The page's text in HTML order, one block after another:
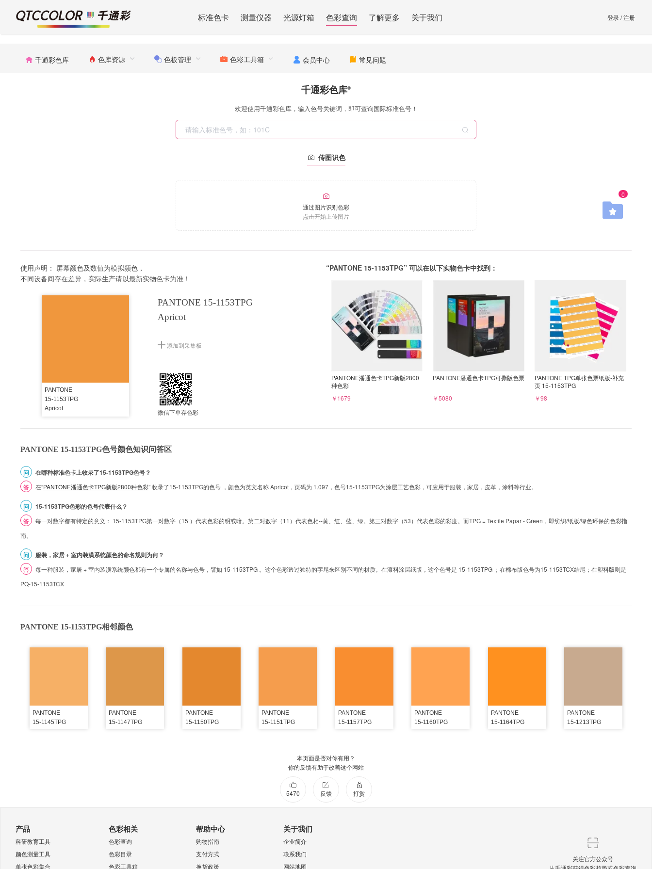
标准色卡 测量仪器 光源灯箱 色彩查询 了解更多 关于我们 登录/注册
千通彩色库 色库资源 色板管理 色彩工具箱 会员中心 常见问题
0
千通彩色库®
欢迎使用千通彩色库，输入色号关键词，即可查询国际标准色号！
传图识色
通过图片识别色彩
点击开始上传图片
使用声明： 屏幕颜色及数值为模拟颜色，
不同设备间存在差异，实际生产请以最新实物色卡为准！
PANTONE
15-1153TPG
Apricot
PANTONE 15-1153TPG
Apricot
添加到采集板
微信下单存色彩
“PANTONE 15-1153TPG” 可以在以下实物色卡中找到：
PANTONE潘通色卡TPG新版2800
种色彩
￥1679
PANTONE潘通色卡TPG可撕版色票
￥5080
PANTONE TPG单张色票纸版-补充
页 15-1153TPG
￥98
PANTONE 15-1153TPG色号颜色知识问答区
问 在哪种标准色卡上收录了15-1153TPG色号？
答 在“PANTONE潘通色卡TPG新版2800种色彩” 收录了15-1153TPG的色号 ，颜色为英文名称 Apricot，页码为 1.097，色号15-1153TPG为涂层工艺色彩，可应用于服装，家居，皮革，涂料等行业。
问 15-1153TPG色彩的色号代表什么？
答
每一对数字都有特定的意义： 15-1153TPG第一对数字（15 ）代表色彩的明或暗。第二对数字（11）代表色相--黄、红、蓝、绿。第三对数字（53）代表色彩的彩度。而TPG = Textile Papar - Green，即纺织/纸版/绿色环保的色彩指
南。
问 服装，家居 + 室内装潢系统颜色的命名规则为何？
答
每一种服装，家居 + 室内装潢系统颜色都有一个专属的名称与色号，譬如 15-1153TPG 。这个色彩透过独特的字尾来区别不同的材质。在漆料涂层纸版，这个色号是 15-1153TPG ；在棉布版色号为15-1153TCX结尾；在塑料版则是
PQ-15-1153TCX
PANTONE 15-1153TPG相邻颜色
PANTONE
15-1145TPG
PANTONE
15-1147TPG
PANTONE
15-1150TPG
PANTONE
15-1151TPG
PANTONE
15-1157TPG
PANTONE
15-1160TPG
PANTONE
15-1164TPG
PANTONE
15-1213TPG
本页面是否对你有用？
你的反馈有助于改善这个网站
5470 反馈 打赏
产品
科研教育工具
颜色测量工具
单张色彩集合
色彩相关
色彩查询
色彩目录
色彩工具箱
帮助中心
购物指南
支付方式
换货政策
关于我们
企业简介
联系我们
网站地图
关注官方公众号